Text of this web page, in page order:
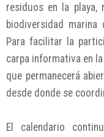
residuos en la playa,
biodiversidad
Para facilitar la
carpa informativa en
que permanecerá
desde donde se
El calendario